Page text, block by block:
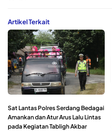
Artikel Terkait
Sat Lantas Polres Serdang Bedagai
Amankan dan Atur Arus Lalu Lintas
pada Kegiatan Tabligh Akbar